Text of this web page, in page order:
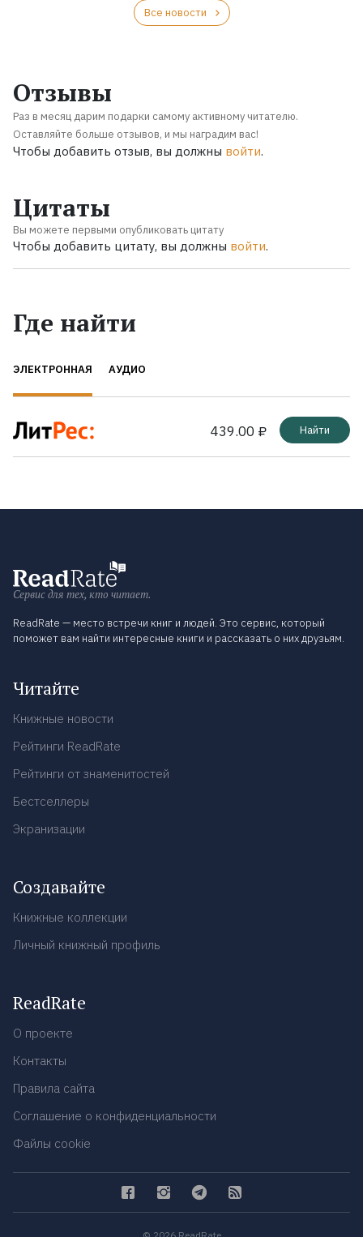
Все новости
Отзывы
Раз в месяц дарим подарки самому активному читателю.
Оставляйте больше отзывов, и мы наградим вас!
Чтобы добавить отзыв, вы должны войти.
Цитаты
Вы можете первыми опубликовать цитату
Чтобы добавить цитату, вы должны войти.
Где найти
ЭЛЕКТРОННАЯ АУДИО
439.00 ₽ Найти
Сервис для тех, кто читает.
ReadRate — место встречи книг и людей. Это сервис, который
поможет вам найти интересные книги и рассказать о них друзьям.
Читайте
Книжные новости
Рейтинги ReadRate
Рейтинги от знаменитостей
Бестселлеры
Экранизации
Создавайте
Книжные коллекции
Личный книжный профиль
ReadRate
О проекте
Контакты
Правила сайта
Соглашение о конфиденциальности
Файлы cookie